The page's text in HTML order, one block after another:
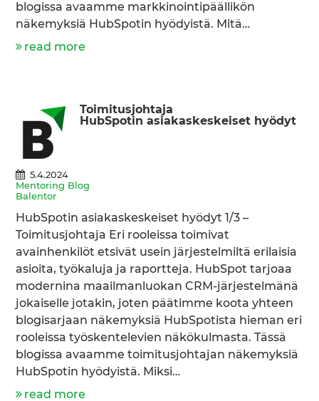
blogissa avaamme markkinointipäällikön
näkemyksiä HubSpotin hyödyistä. Mitä…
read more
Toimitusjohtaja
HubSpotin asiakaskeskeiset hyödyt
5.4.2024
Mentoring Blog
Balentor
HubSpotin asiakaskeskeiset hyödyt 1/3 –
Toimitusjohtaja Eri rooleissa toimivat
avainhenkilöt etsivät usein järjestelmiltä erilaisia
asioita, työkaluja ja raportteja. HubSpot tarjoaa
modernina maailmanluokan CRM-järjestelmänä
jokaiselle jotakin, joten päätimme koota yhteen
blogisarjaan näkemyksiä HubSpotista hieman eri
rooleissa työskentelevien näkökulmasta. Tässä
blogissa avaamme toimitusjohtajan näkemyksiä
HubSpotin hyödyistä. Miksi…
read more